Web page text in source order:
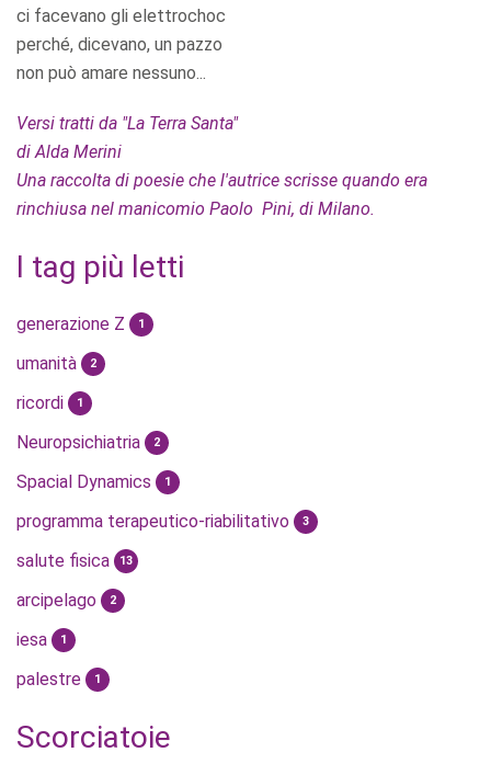
ci facevano gli elettrochoc
perché, dicevano, un pazzo
non può amare nessuno...
Versi tratti da "La Terra Santa"
di Alda Merini
Una raccolta di poesie che l'autrice scrisse quando era
rinchiusa nel manicomio Paolo Pini, di Milano.
I tag più letti
generazione Z 1
umanità 2
ricordi 1
Neuropsichiatria 2
Spacial Dynamics 1
programma terapeutico-riabilitativo 3
salute fisica 13
arcipelago 2
iesa 1
palestre 1
Scorciatoie